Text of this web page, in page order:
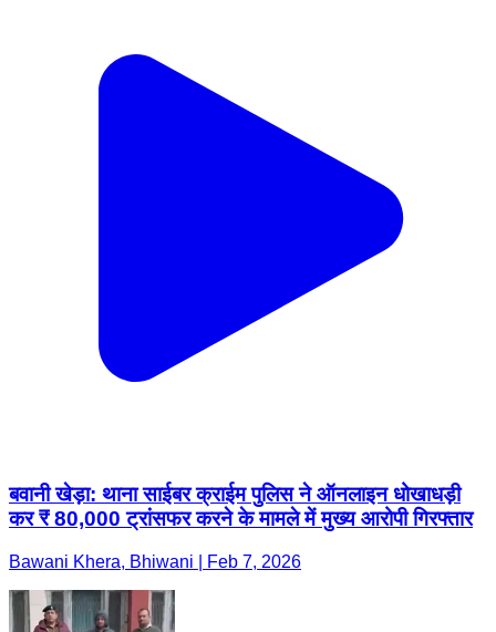
बवानी खेड़ा: थाना साईबर क्राईम पुलिस ने ऑनलाइन धोखाधड़ी
कर ₹ 80,000 ट्रांसफर करने के मामले में मुख्य आरोपी गिरफ्तार
Bawani Khera, Bhiwani | Feb 7, 2026